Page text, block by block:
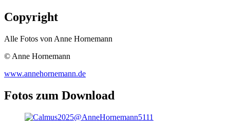
Copyright
Alle Fotos von Anne Hornemann
© Anne Hornemann
www.annehornemann.de
Fotos zum Download